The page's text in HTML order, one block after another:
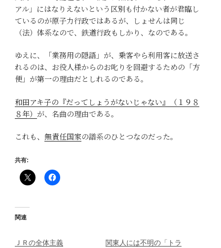
アル」にはなりえないという区別も付かない者が君臨し
ているのが原子力行政ではあるが、しょせんは同じ
（法）体系なので、鉄道行政もしかり、なのである。
ゆえに、「業務用の隠語」が、乗客やら利用客に放送さ
れるのは、お役人様からのお叱りを回避するための「方
便」が第一の理由だとしれるのである。
和田アキ子の『だってしょうがないじゃない』（１９８
８年） が、名曲の理由である。
これも、 無責任国家の譜系のひとつなのだった。
共有:
関連
ＪＲの全体主義
関東人には不明の「トラ